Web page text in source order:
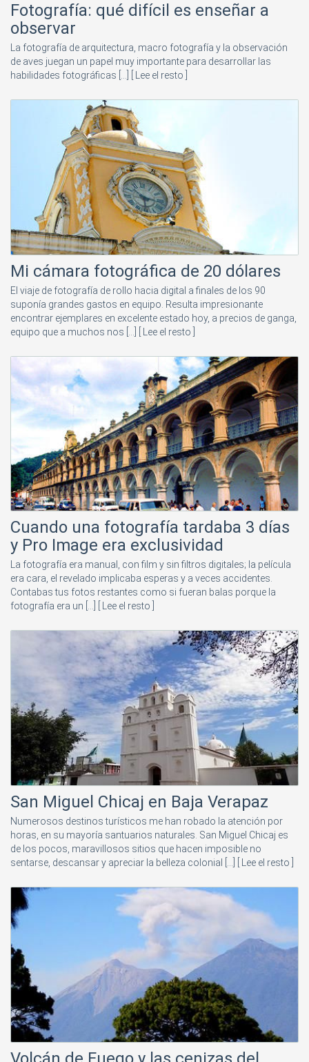
Fotografía: qué difícil es enseñar a
observar
La fotografía de arquitectura, macro fotografía y la observación
de aves juegan un papel muy importante para desarrollar las
habilidades fotográficas [...]
[ Lee el resto ]
Mi cámara fotográfica de 20 dólares
El viaje de fotografía de rollo hacia digital a finales de los 90
suponía grandes gastos en equipo. Resulta impresionante
encontrar ejemplares en excelente estado hoy, a precios de ganga,
equipo que a muchos nos [...]
[ Lee el resto ]
Cuando una fotografía tardaba 3 días
y Pro Image era exclusividad
La fotografía era manual, con film y sin filtros digitales; la película
era cara, el revelado implicaba esperas y a veces accidentes.
Contabas tus fotos restantes como si fueran balas porque la
fotografía era un [...]
[ Lee el resto ]
San Miguel Chicaj en Baja Verapaz
Numerosos destinos turísticos me han robado la atención por
horas, en su mayoría santuarios naturales. San Miguel Chicaj es
de los pocos, maravillosos sitios que hacen imposible no
sentarse, descansar y apreciar la belleza colonial [...]
[ Lee el resto ]